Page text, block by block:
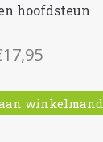
hoofdsteun
17,95
winkelmand